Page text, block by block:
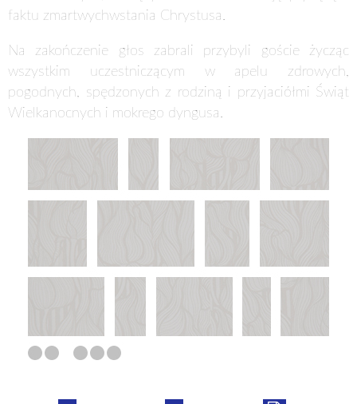
faktu zmartwychwstania Chrystusa.
Na zakończenie głos zabrali przybyli goście życząc
wszystkim uczestniczącym w apelu zdrowych,
pogodnych, spędzonych z rodziną i przyjaciółmi Świąt
Wielkanocnych i mokrego dyngusa.